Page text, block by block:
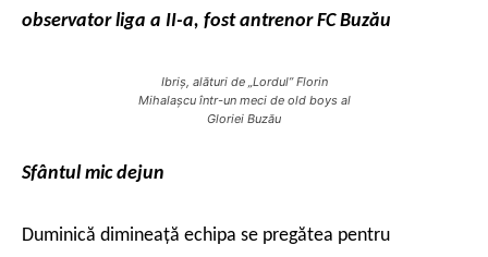
observator liga a II-a, fost antrenor FC Buzău
Ibriş, alături de „Lordul” Florin
Mihalaşcu într-un meci de old boys al
Gloriei Buzău
Sfântul mic dejun
Duminică dimineaţă echipa se pregătea pentru